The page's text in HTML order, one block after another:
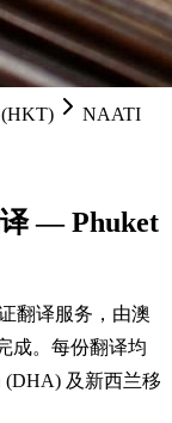
(HKT)
NAATI
— Phuket
翻译服务，由澳
成。每份翻译均
及新西兰移